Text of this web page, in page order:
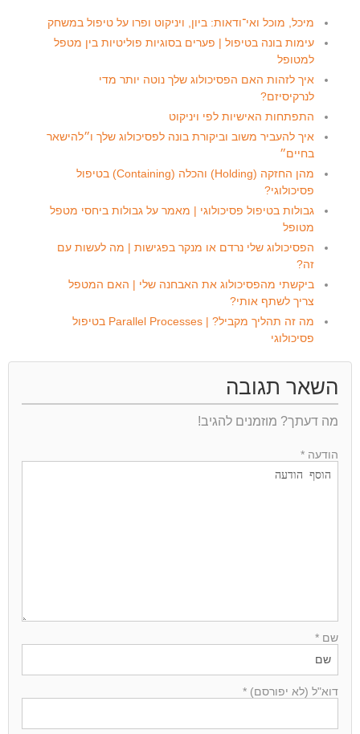
מיכל, מוכל ואי־ודאות: ביון, ויניקוט ופרו על טיפול במשחק
עימות בונה בטיפול | פערים בסוגיות פוליטיות בין מטפל
למטופל
איך לזהות האם הפסיכולוג שלך נוטה יותר מדי
לנרקיסיזם?
התפתחות האישיות לפי ויניקוט
איך להעביר משוב וביקורת בונה לפסיכולוג שלך ו״להישאר
בחיים״
מהן החזקה (Holding) והכלה (Containing) בטיפול
פסיכולוגי?
גבולות בטיפול פסיכולוגי | מאמר על גבולות ביחסי מטפל
מטופל
הפסיכולוג שלי נרדם או מנקר בפגישות | מה לעשות עם
זה?
ביקשתי מהפסיכולוג את האבחנה שלי | האם המטפל
צריך לשתף אותי?
מה זה תהליך מקביל? | Parallel Processes בטיפול
פסיכולוגי
השאר תגובה
מה דעתך? מוזמנים להגיב!
הודעה *
שם *
דוא"ל (לא יפורסם) *